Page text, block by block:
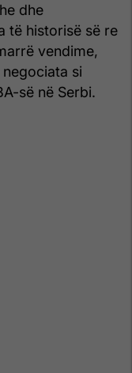
dhe
të historisë së re
vendime,
si
së në Serbi.